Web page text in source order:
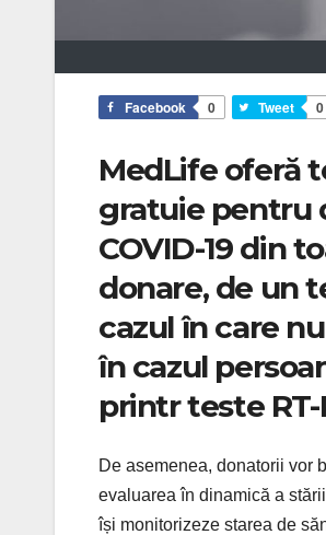
Facebook 0 Tweet 0
MedLife oferă
gratuie pentru
COVID-19 din
donare, de un
cazul în care
în cazul
printr teste RT-
De asemenea, donatorii vor
evaluarea în dinamică a
își monitorizeze starea de